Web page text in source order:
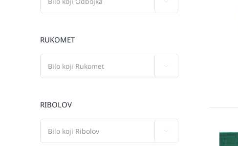
RUKOMET
RIBOLOV